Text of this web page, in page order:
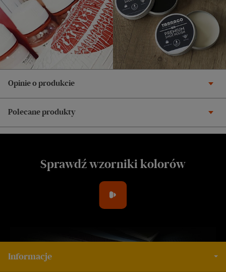
Opinie o produkcie
Polecane produkty
Sprawdź wzorniki kolorów
Informacje